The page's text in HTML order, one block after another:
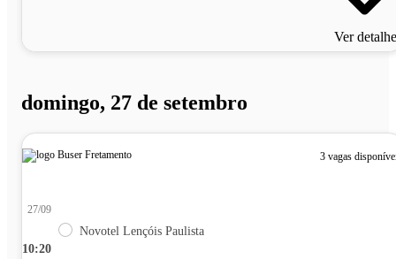
Ver
domingo, 27 de setembro
3 vagas
10:20
27/09
Novotel Lençóis Paulista